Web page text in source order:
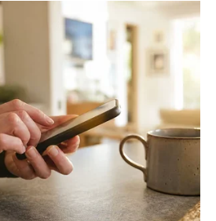
svojih teških odluka.